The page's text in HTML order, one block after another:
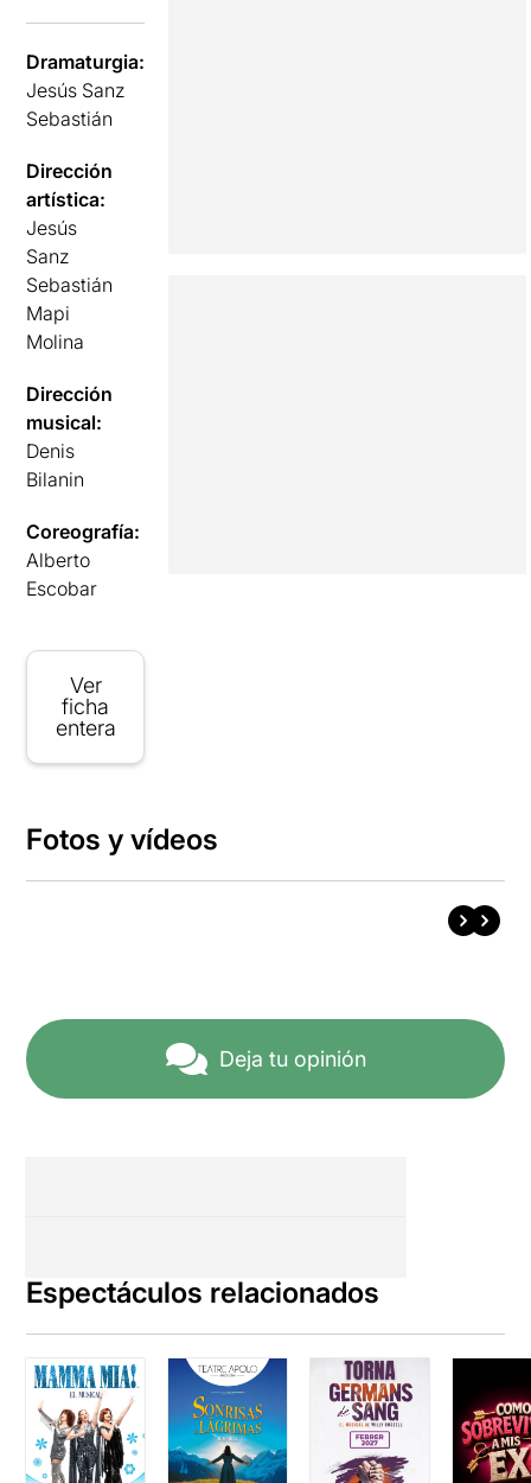
Dramaturgia:
Jesús Sanz
Sebastián
Dirección
artística:
Jesús
Sanz
Sebastián
Mapi
Molina
Dirección
musical:
Denis
Bilanin
Coreografía:
Alberto
Escobar
Ver
ficha
entera
Fotos y vídeos
Deja tu opinión
Espectáculos relacionados